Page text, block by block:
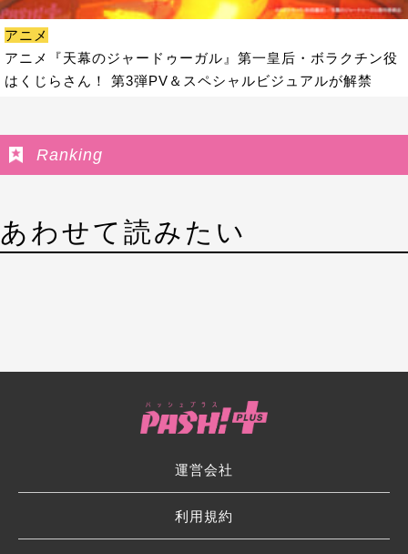
アニメ
アニメ『天幕のジャードゥーガル』第一皇后・ボラクチン役
はくじらさん！ 第3弾PV＆スペシャルビジュアルが解禁
Ranking
あわせて読みたい
運営会社
利用規約